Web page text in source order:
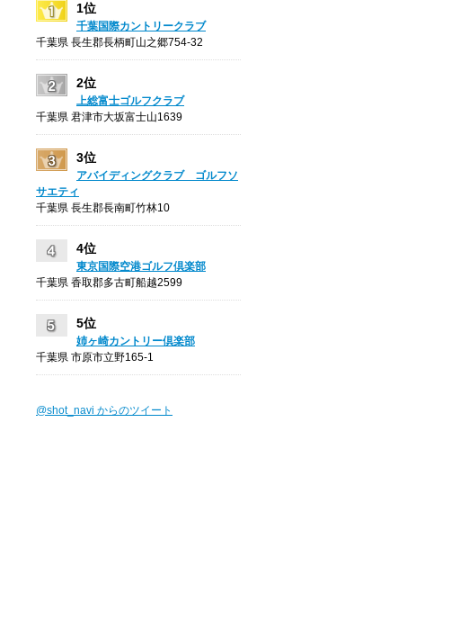
1位
千葉国際カントリークラブ
千葉県 長生郡長柄町山之郷754-32
2位
上総富士ゴルフクラブ
千葉県 君津市大坂富士山1639
3位
アバイディングクラブ ゴルフソ
サエティ
千葉県 長生郡長南町竹林10
4位
東京国際空港ゴルフ倶楽部
千葉県 香取郡多古町船越2599
5位
姉ヶ崎カントリー倶楽部
千葉県 市原市立野165-1
@shot_navi からのツイート